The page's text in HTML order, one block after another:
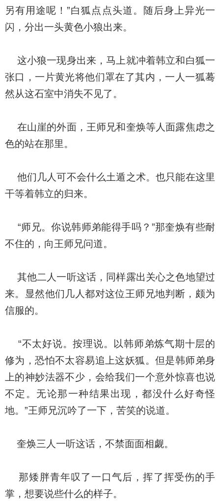
另有用途呢！”白狐点点头道。随后身上异光一
闪，分出一头黄色小狼出来。
这小狼一现身出来，马上就冲着韩立和白狐一
张口，一片黄光将他们罩在了其内，一人一狐蓦
然从这石室中消失不见了。
在山崖的外面，王师兄和奎焕等人面露焦虑之
色的站在那里。
他们几人可不会什么土遁之术。也只能在这里
干等着韩立的归来。
“师兄。你说韩师弟能得手吗？”那奎焕有些耐
不住的，向王师兄问道。
其他二人一听这话，同样露出关心之色地望过
来。显然他们几人都对这位王师兄地判断，颇为
信服的。
“不太好说。按理说。以韩师弟炼气期十层的
修为，恐怕不太容易追上这妖狐。但是韩师弟身
上的神妙法器不少，会给我们一个意外惊喜也说
不定。无论那一种结果出现，都没什么好奇怪
地。”王师兄沉吟了一下，苦笑的说道。
奎焕三人一听这话，不禁面面相觑。
那矮胖青年叹了一口气后，挥了挥受伤的手
掌，想要说些什么的样子。